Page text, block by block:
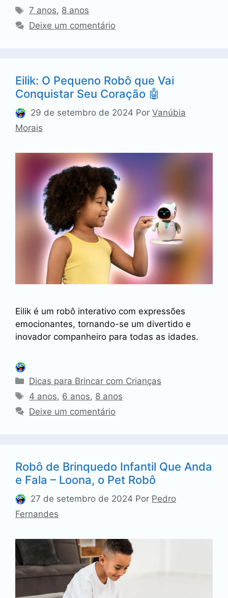
Tags
7 anos, 8 anos
Deixe um comentário
Eilik: O Pequeno Robô que Vai
Conquistar Seu Coração 🤖
29 de setembro de 2024 Por Vanúbia
Morais
Eilik é um robô interativo com expressões
emocionantes, tornando-se um divertido e
inovador companheiro para todas as idades.
Categorias
Dicas para Brincar com Crianças
Tags
4 anos, 6 anos, 8 anos
Deixe um comentário
Robô de Brinquedo Infantil Que Anda
e Fala – Loona, o Pet Robô
27 de setembro de 2024 Por Pedro
Fernandes